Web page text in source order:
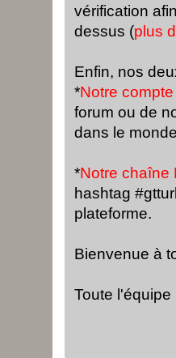
vérification
dessus (plus
Enfin, nos
*Notre
forum ou de
dans le
*Notre chaîne
hashtag
plateforme.
Bienvenue à
Toute l'équipe